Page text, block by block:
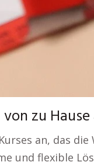
zu Hause
an, das
und flexible